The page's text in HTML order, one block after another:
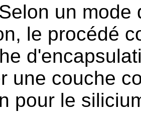
Selon un mode
le procédé
une couche
pour le